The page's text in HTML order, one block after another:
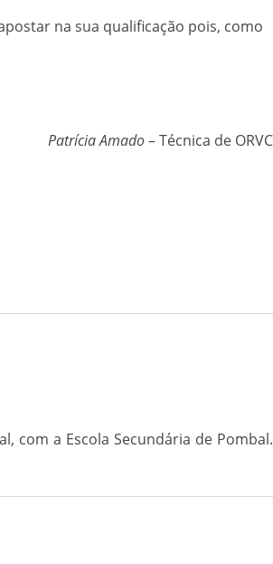
na sua qualificação pois, como
Patrícia Amado– Técnica de ORVC
com a Escola Secundária de Pombal.